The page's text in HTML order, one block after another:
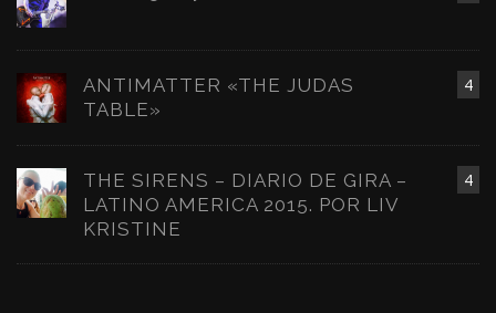
4
ANTIMATTER «THE JUDAS
TABLE»
4
THE SIRENS – DIARIO DE GIRA –
LATINO AMERICA 2015. POR LIV
KRISTINE